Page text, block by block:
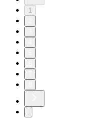
1